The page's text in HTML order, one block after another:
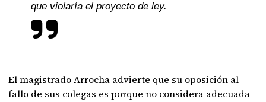
que violaría el proyecto de ley.
El magistrado Arrocha advierte que su oposición al
fallo de sus colegas es porque no considera adecuada